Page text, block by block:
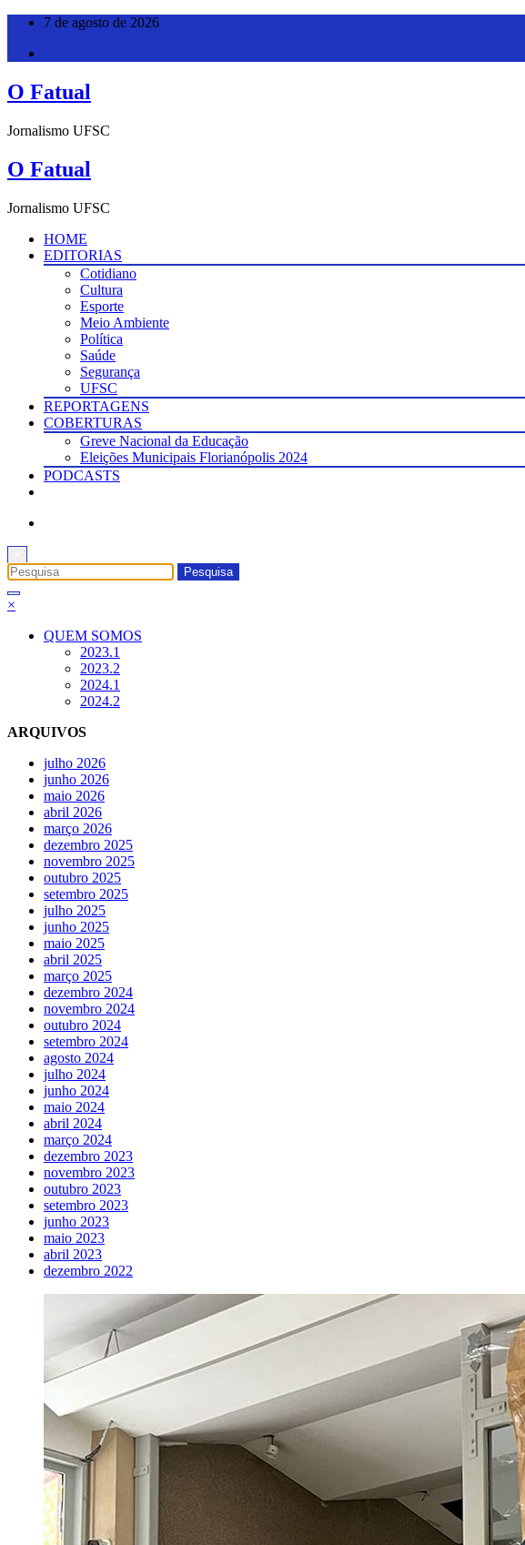
Pular
7 de agosto de 2026
O Fatual
Jornalismo UFSC
O Fatual
Jornalismo UFSC
HOME
EDITORIAS
Cotidiano
Cultura
Esporte
Meio Ambiente
Política
Saúde
Segurança
UFSC
REPORTAGENS
COBERTURAS
Greve Nacional da Educação
Eleições Municipais Florianópolis 2024
PODCASTS
×
QUEM SOMOS
2023.1
2023.2
2024.1
2024.2
ARQUIVOS
julho 2026
junho 2026
maio 2026
abril 2026
março 2026
dezembro 2025
novembro 2025
outubro 2025
setembro 2025
julho 2025
junho 2025
maio 2025
abril 2025
março 2025
dezembro 2024
novembro 2024
outubro 2024
setembro 2024
agosto 2024
julho 2024
junho 2024
maio 2024
abril 2024
março 2024
dezembro 2023
novembro 2023
outubro 2023
setembro 2023
junho 2023
maio 2023
abril 2023
dezembro 2022